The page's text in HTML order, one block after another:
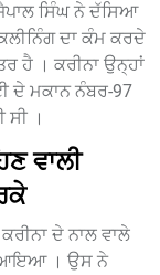
ਸਿੰਘ ਨੇ ਦੱਸਿਆ
ਦਾ ਕੰਮ ਕਰਦੇ
ਹੈ । ਕਰੀਨਾ ਉਨ੍ਹਾਂ
ਦੇ ਮਕਾਨ ਨੰਬਰ-97
ਸੀ ।
ਵਾਲੀ
ਦੇ ਨਾਲ ਵਾਲੇ
ਆਇਆ । ਉਸ ਨੇ